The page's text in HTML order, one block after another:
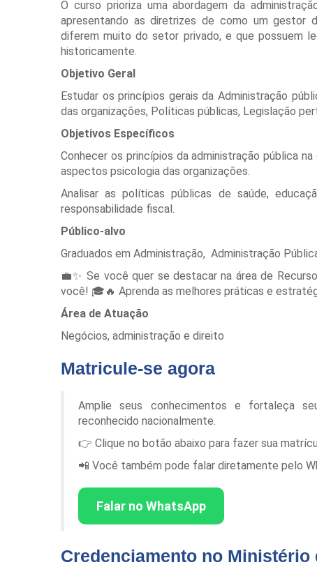
O curso prioriza uma abordagem da
apresentando as diretrizes de como um gestor
diferem muito do setor privado, e que possuem
historicamente.
Objetivo Geral
Estudar os princípios gerais da Administração
das organizações, Políticas públicas, Legislação
Objetivos Específicos
Conhecer os princípios da administração pública
aspectos psicologia das organizações.
Analisar as políticas públicas de saúde,
responsabilidade fiscal.
Público-alvo
Graduados em Administração, Administração
💼✨ Se você quer se destacar na área de
você! 🎓🔥 Aprenda as melhores práticas e
Área de Atuação
Negócios, administração e direito
Matricule-se agora
Amplie seus conhecimentos e fortaleça
reconhecido nacionalmente.
👉 Clique no botão abaixo para fazer sua
📲 Você também pode falar diretamente pelo
Falar no WhatsApp
Credenciamento no Ministério